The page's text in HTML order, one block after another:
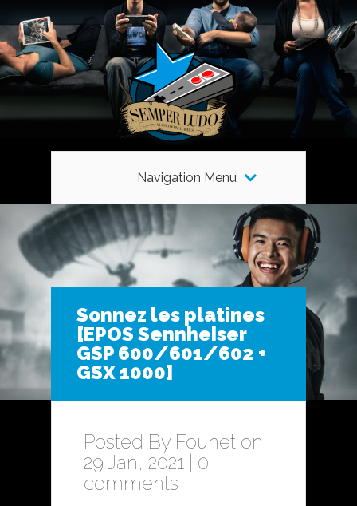
Navigation Menu
Sonnez les platines
[EPOS Sennheiser
GSP 600/601/602 +
GSX 1000]
Posted By Founet on
29 Jan, 2021 | 0
comments